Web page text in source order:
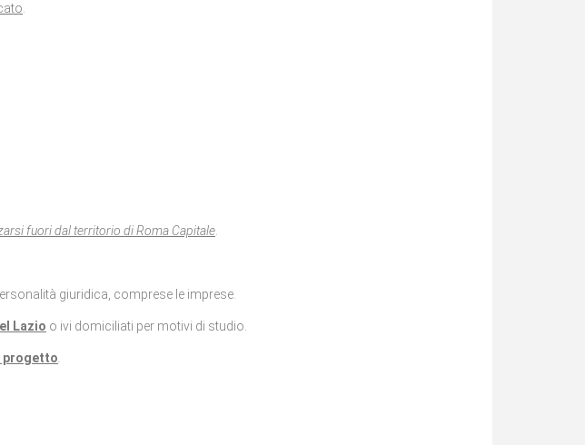
fuori dal territorio di Roma Capitale
giuridica, comprese le imprese.
Lazio o ivi domiciliati per motivi di studio.
progetto